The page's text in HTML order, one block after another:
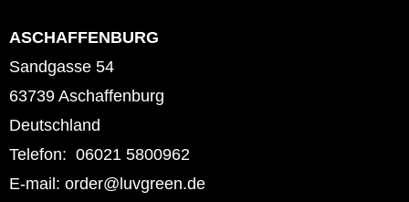
ASCHAFFENBURG
Sandgasse 54
63739 Aschaffenburg
Deutschland
Telefon: 06021 5800962
E-mail: order@luvgreen.de